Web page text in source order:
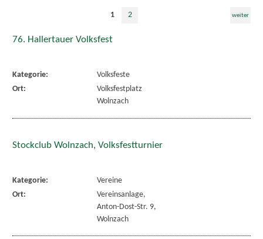
1 2 weiter
76. Hallertauer Volksfest
Kategorie:
Volksfeste
Ort:
Volksfestplatz
Wolnzach
Stockclub Wolnzach, Volksfestturnier
Kategorie:
Vereine
Ort:
Vereinsanlage,
Anton-Dost-Str. 9,
Wolnzach